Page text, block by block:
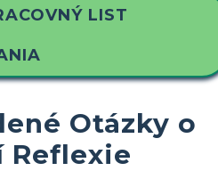
LIST
Otázky o
Reflexie